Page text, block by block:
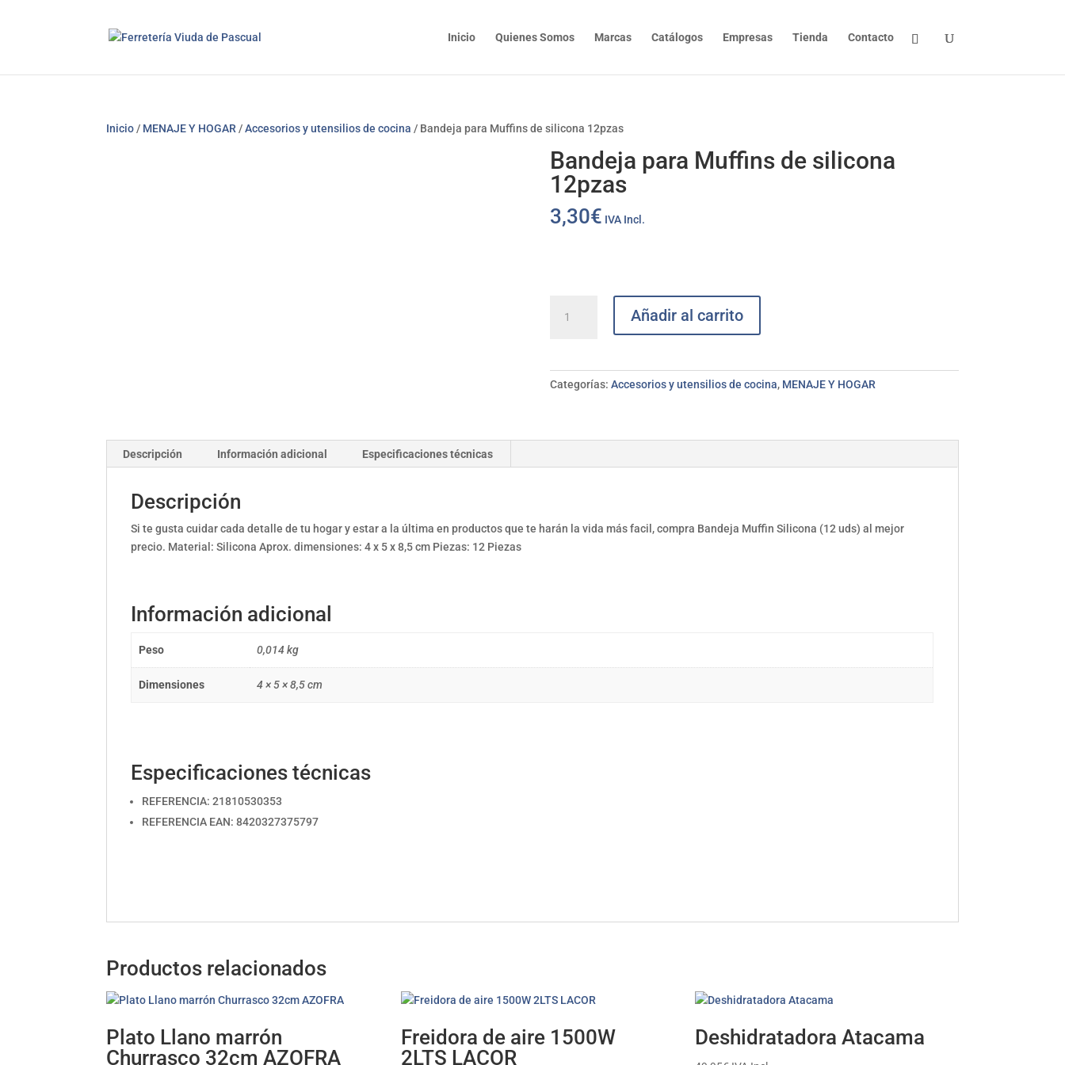
Inicio Quienes Somos Marcas Catálogos Empresas Tienda Contacto
Inicio / MENAJE Y HOGAR /Accesorios y utensilios de cocina / Bandeja para Muffins de silicona 12pzas
Bandeja para Muffins de silicona
12pzas
3,30€ IVA Incl.
para
12pzas
Añadir al carrito
Categorías: Accesorios y utensilios de cocina, MENAJE Y HOGAR
Descripción Información adicional Especificaciones técnicas
Descripción
Si te gusta cuidar cada detalle de tu hogar y estar a la última en productos que te harán la vida más facil, compra Bandeja Muffin Silicona (12 uds) al mejor
precio. Material: Silicona Aprox. dimensiones: 4 x 5 x 8,5 cm Piezas: 12 Piezas
Información adicional
Peso 0,014 kg
Dimensiones 4 × 5 × 8,5 cm
Especificaciones técnicas
REFERENCIA: 21810530353
REFERENCIA EAN: 8420327375797
Productos relacionados
Plato Llano marrón
Churrasco 32cm AZOFRA
Freidora de aire 1500W
2LTS LACOR
Deshidratadora Atacama